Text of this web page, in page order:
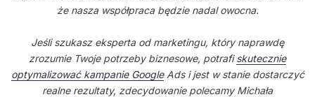
że nasza współpraca będzie nadal owocna.
Jeśli szukasz eksperta od marketingu, który naprawdę
zrozumie Twoje potrzeby biznesowe, potrafiskutecznie
optymalizować kampanie GoogleAds i jest w stanie dostarczyć
realne rezultaty, zdecydowanie polecamy Michała